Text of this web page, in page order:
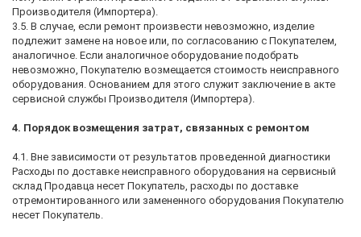
Производителя (Импортера).
3.5. В случае, если ремонт произвести невозможно, изделие
подлежит замене на новое или, по согласованию с Покупателем,
аналогичное. Если аналогичное оборудование подобрать
невозможно, Покупателю возмещается стоимость неисправного
оборудования. Основанием для этого служит заключение в акте
сервисной службы Производителя (Импортера).
4. Порядок возмещения затрат, связанных с ремонтом
4.1. Вне зависимости от результатов проведенной диагностики
Расходы по доставке неисправного оборудования на сервисный
склад Продавца несет Покупатель, расходы по доставке
отремонтированного или замененного оборудования Покупателю
несет Покупатель.